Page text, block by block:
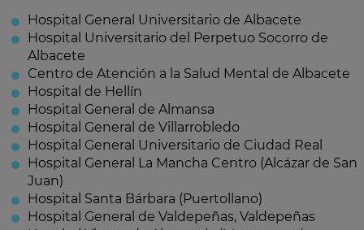
Hospital General Universitario de Albacete
Hospital Universitario del Perpetuo Socorro de
Albacete
Centro de Atención a la Salud Mental de Albacete
Hospital de Hellín
Hospital General de Almansa
Hospital General de Villarrobledo
Hospital General Universitario de Ciudad Real
Hospital General La Mancha Centro (Alcázar de San
Juan)
Hospital Santa Bárbara (Puertollano)
Hospital General de Valdepeñas, Valdepeñas